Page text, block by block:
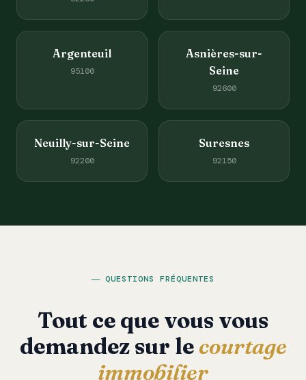
Argenteuil
95100
Asnières-sur-
Seine
92600
Neuilly-sur-Seine
92200
Suresnes
92150
QUESTIONS FRÉQUENTES
Tout ce que vous vous
demandez sur lecourtage
immobilier